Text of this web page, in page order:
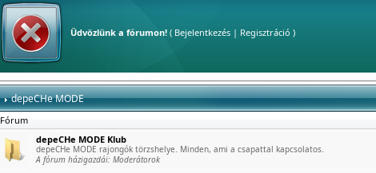
Üdvözlünk a fórumon!( Bejelentkezés| Regisztráció )
depeCHe MODE
Fórum
depeCHe MODE Klub
depeCHe MODE rajongók törzshelye. Minden, ami a csapattal kapcsolatos.
A fórum házigazdái: Moderátorok